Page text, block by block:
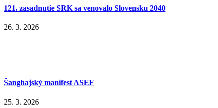
121. zasadnutie SRK sa venovalo Slovensku 2040
26. 3. 2026
Šanghajský manifest ASEF
25. 3. 2026